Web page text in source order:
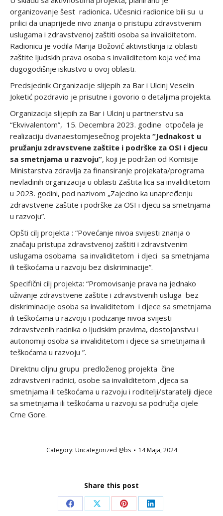
organizovanje šest radionica. Učesnici radionice bili su u
prilici da unaprijede nivo znanja o pristupu zdravstvenim
uslugama i zdravstvenoj zaštiti osoba sa invaliditetom.
Radionicu je vodila Marija Božović aktivistkinja iz oblasti
zaštite ljudskih prava osoba s invaliditetom koja već ima
dugogodišnje iskustvo u ovoj oblasti.
Predsjednik Organizacije slijepih za Bar i Ulcinj Veselin
Joketić pozdravio je prisutne i govorio o detaljima projekta.
Organizacija slijepih za Bar i Ulcinj u partnerstvu sa
“Ekvivalentom”, 15. Decembra 2023. godine otpočela je
realizaciju dvanaestomjesečnog projekta “Jednakost u
pružanju zdravstvene zaštite i podrške za OSI i djecu
sa smetnjama u razvoju”, koji je podržan od Komisije
Ministarstva zdravlja za finansiranje projekata/programa
nevladinih organizacija u oblasti Zaštita lica sa invaliditetom
u 2023. godini, pod nazivom „Zajedno ka unapređenju
zdravstvene zaštite i podrške za OSI i djecu sa smetnjama
u razvoju”.
Opšti cilj projekta : “Povećanje nivoa svijesti znanja o
značaju pristupa zdravstvenoj zaštiti i zdravstvenim
uslugama osobama sa invaliditetom i djeci sa smetnjama
ili teškoćama u razvoju bez diskriminacije”.
Specifični cilj projekta: “Promovisanje prava na jednako
uživanje zdravstvene zaštite i zdravstvenih usluga bez
diskriminacije osoba sa invaliditetom i djece sa smetnjama
ili teškoćama u razvoju i podizanje nivoa svijesti
zdravstvenih radnika o ljudskim pravima, dostojanstvu i
autonomiji osoba sa invaliditetom i djece sa smetnjama ili
teškoćama u razvoju ”.
Direktnu ciljnu grupu predloženog projekta čine
zdravstveni radnici, osobe sa invaliditetom ,djeca sa
smetnjama ili teškoćama u razvoju i roditelji/staratelji djece
sa smetnjama ili teškoćama u razvoju sa područja cijele
Crne Gore.
Category: Uncategorized @bs 14 Maja, 2024
Share this post
Share Share Share Share